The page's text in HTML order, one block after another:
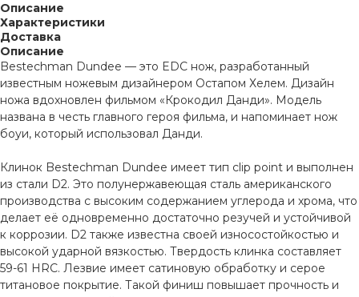
Описание
Характеристики
Доставка
Описание
Bestechman Dundee — это EDC нож, разработанный
известным ножевым дизайнером Остапом Хелем. Дизайн
ножа вдохновлен фильмом «Крокодил Данди». Модель
названа в честь главного героя фильма, и напоминает нож
боуи, который использовал Данди.
Клинок Bestechman Dundee имеет тип clip point и выполнен
из стали D2. Это полунержавеющая сталь американского
производства с высоким содержанием углерода и хрома, что
делает её одновременно достаточно резучей и устойчивой
к коррозии. D2 также известна своей износостойкостью и
высокой ударной вязкостью. Твердость клинка составляет
59-61 HRC. Лезвие имеет сатиновую обработку и серое
титановое покрытие. Такой финиш повышает прочность и